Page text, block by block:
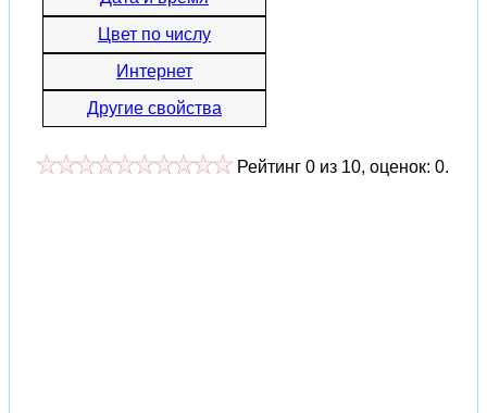
Цвет по числу
Интернет
Другие свойства
Рейтинг 0 из 10, оценок: 0.